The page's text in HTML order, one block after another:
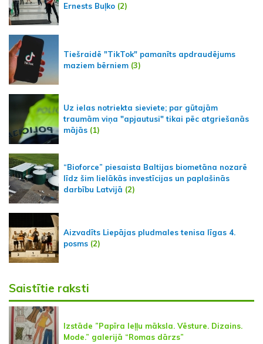
Ernests Buļko (2)
Tiešraidē "TikTok" pamanīts apdraudējums
maziem bērniem (3)
Uz ielas notriekta sieviete; par gūtajām
traumām viņa "apjautusi" tikai pēc atgriešanās
mājās (1)
“Bioforce” piesaista Baltijas biometāna nozarē
līdz šim lielākās investīcijas un paplašinās
darbību Latvijā (2)
Aizvadīts Liepājas pludmales tenisa līgas 4.
posms (2)
Saistītie raksti
Izstāde ”Papīra leļļu māksla. Vēsture. Dizains.
Mode.” galerijā “Romas dārzs”